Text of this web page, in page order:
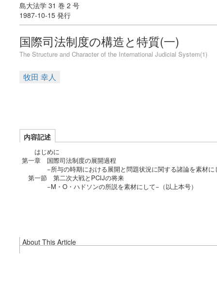
島大法学 31 巻 2 号
1987-10-15 発行
国際司法制度の構造と特質(一)
The Structure and Character of the International Judicial System(1)
牧田 幸人
内容記述
はじめに
第一章 国際司法制度の展開過程
−所与の時期における展開と問題状況に関する諸論を素材に
第一節 第二次大戦とPCIJの将来
−M・O・ハドソンの所説を素材にして−（以上本号）
About This Article